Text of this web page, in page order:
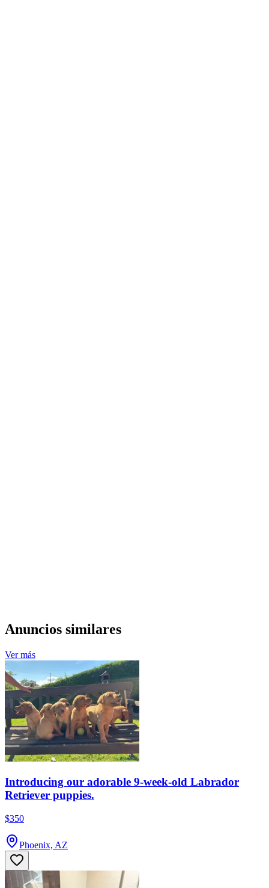
Anuncios similares
Ver más
Introducing our adorable 9-week-old Labrador
Retriever puppies.
$350
Phoenix, AZ